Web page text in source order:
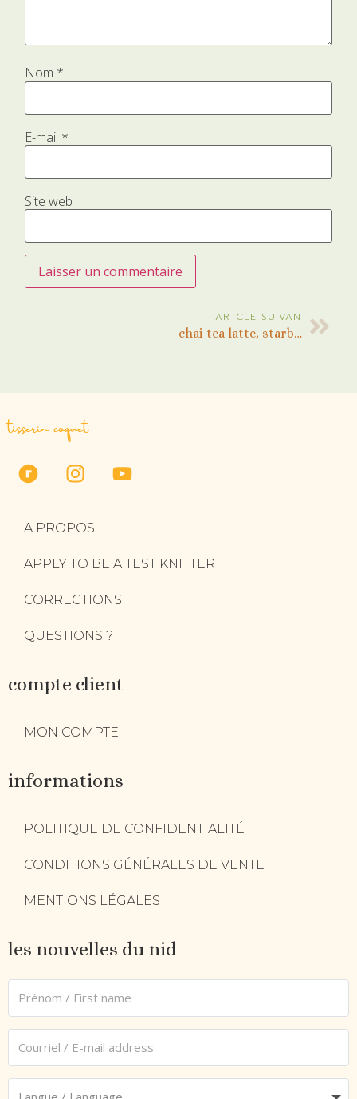
Nom *
E-mail *
Site web
ARTCLE SUIVANT
chai tea latte, starbucks copy cat
tisserin coquet
A PROPOS
APPLY TO BE A TEST KNITTER
CORRECTIONS
QUESTIONS ?
compte client
MON COMPTE
informations
POLITIQUE DE CONFIDENTIALITÉ
CONDITIONS GÉNÉRALES DE VENTE
MENTIONS LÉGALES
les nouvelles du nid